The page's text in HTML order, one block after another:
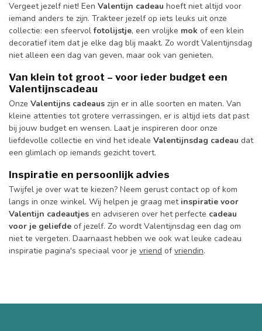
Vergeet jezelf niet! Een Valentijn cadeau hoeft niet altijd voor
iemand anders te zijn. Trakteer jezelf op iets leuks uit onze
collectie: een sfeervolfotolijstje, een vrolijke mok of een klein
decoratief item dat je elke dag blij maakt. Zo wordt Valentijnsdag
niet alleen een dag van geven, maar ook van genieten.
Van klein tot groot – voor ieder budget een
Valentijnscadeau
Onze Valentijns cadeaus zijn er in alle soorten en maten. Van
kleine attenties tot grotere verrassingen, er is altijd iets dat past
bij jouw budget en wensen. Laat je inspireren door onze
liefdevolle collectie en vind het ideale Valentijnsdag cadeau dat
een glimlach op iemands gezicht tovert.
Inspiratie en persoonlijk advies
Twijfel je over wat te kiezen? Neem gerust contact op of kom
langs in onze winkel. Wij helpen je graag met inspiratie voor
Valentijn cadeautjes en adviseren over het perfecte cadeau
voor je geliefde of jezelf. Zo wordt Valentijnsdag een dag om
niet te vergeten. Daarnaast hebben we ook wat leuke cadeau
inspiratie pagina's speciaal voor je vriend ofvriendin.